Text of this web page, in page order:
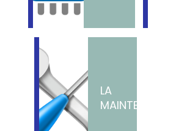
LA
MAINTENANCE